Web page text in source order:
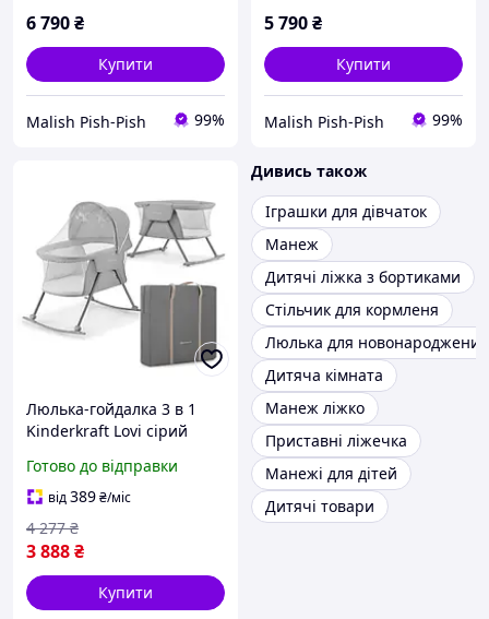
6 790₴
Купити
Malish Pish-Pish 99%
5 790₴
Купити
Malish Pish-Pish 99%
Люлька-гойдалка 3 в 1
Kinderkraft Lovi сірий
KKLL|
Готово до відправки
від389₴/міс
3 888₴
4 277 ₴
Купити
Дивись також
Іграшки для дівчаток
Манеж
Дитячі ліжка з бортиками
Стільчик для кормленя
Люлька для новонароджених
Дитяча кімната
Манеж ліжко
Приставні ліжечка
Манежі для дітей
Дитячі товари